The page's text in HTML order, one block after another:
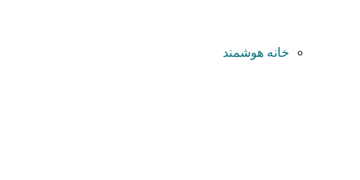
خانه هوشمند